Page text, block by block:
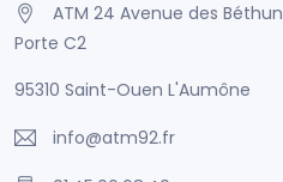
ATM 24 Avenue des
Porte C2
95310 Saint-Ouen L'Aumône
info@atm92.fr